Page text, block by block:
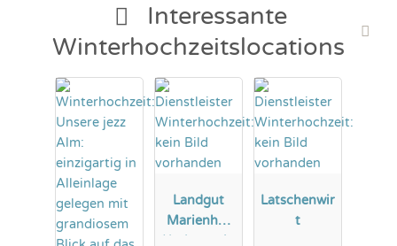
Interessante
Winterhochzeitslocations
Landgut
Marienhof
Latschenwir
t